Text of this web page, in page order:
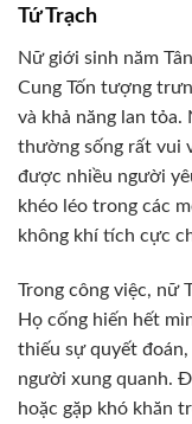
Tứ Trạch
Nữ giới sinh năm
Cung Tốn tượng
và khả năng lan
thường sống rất vui
được nhiều người
khéo léo trong các
không khí tích cực
Trong công việc, nữ
Họ cống hiến hết
thiếu sự quyết
người xung quanh.
hoặc gặp khó khăn